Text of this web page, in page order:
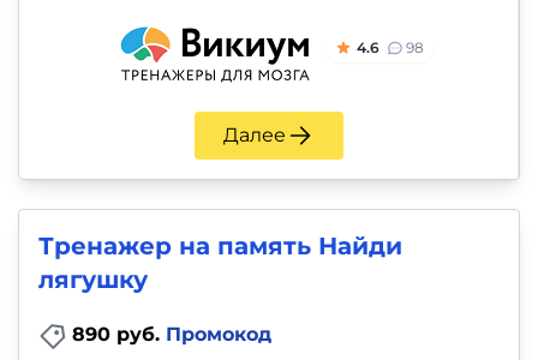
4.6 98
Далее
Тренажер на память Найди
лягушку
890 руб. Промокод